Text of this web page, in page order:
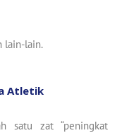
lain-lain.
Atletik
satu zat “peningkat